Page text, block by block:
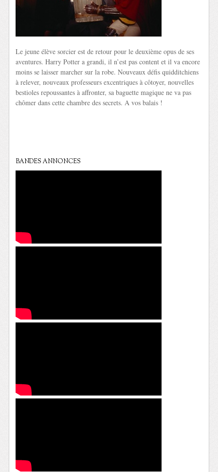
Le jeune élève sorcier est de retour pour le deuxième opus de ses
aventures. Harry Potter a grandi, il n’est pas content et il va encore
moins se laisser marcher sur la robe. Nouveaux défis quidditchiens
à relever, nouveaux professeurs excentriques à côtoyer, nouvelles
bestioles repoussantes à affronter, sa baguette magique ne va pas
chômer dans cette chambre des secrets. A vos balais !
BANDES ANNONCES